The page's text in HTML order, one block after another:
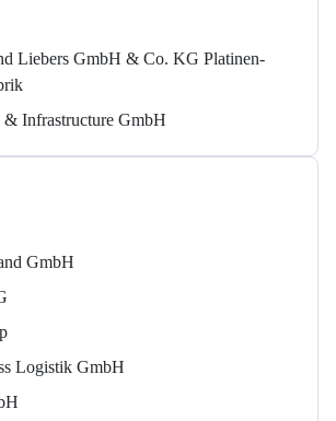
Liebers GmbH & Co. KG Platinen-
Infrastructure GmbH
GmbH
Logistik GmbH